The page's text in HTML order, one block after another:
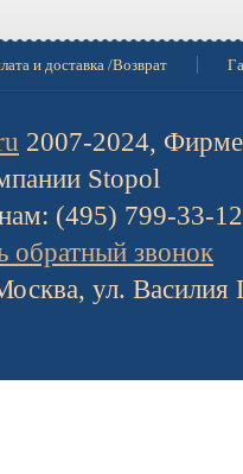
и доставка /Возврат
2007-2024,
Stopol
(495) 799-33-
обратный звонок
ул. Василия